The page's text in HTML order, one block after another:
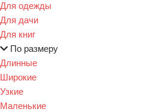
Для одежды
Для дачи
Для книг
По размеру
Длинные
Широкие
Узкие
Маленькие